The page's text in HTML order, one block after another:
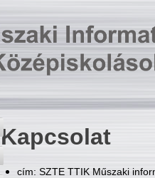
Kapcsolat
cím: SZTE TTIK Műszaki